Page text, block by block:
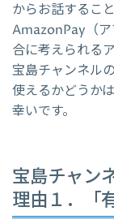
からお話するこ
AmazonPay（ア
合に考えられる
宝島チャンネル
使えるかどうか
幸いです。
宝島チャン
理由１．「